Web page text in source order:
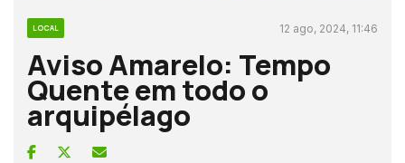
LOCAL 12 ago, 2024, 11:46
Aviso Amarelo: Tempo
Quente em todo o
arquipélago